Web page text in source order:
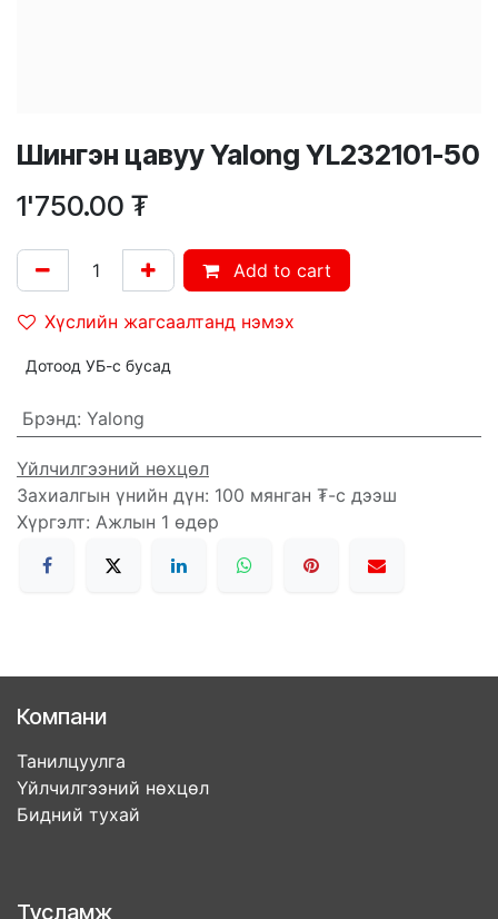
Шингэн цавуу Yalong YL232101-50
1'750.00 ₮
Add to cart
Хүслийн жагсаалтанд нэмэх
Дотоод УБ-с бусад
Брэнд: Yalong
Үйлчилгээний нөхцөл
Захиалгын үнийн дүн: 100 мянган ₮-с дээш
Хүргэлт: Ажлын 1 өдөр
Компани
Танилцуулга
Үйлчилгээний нөхцөл
Бидний тухай
Тусламж